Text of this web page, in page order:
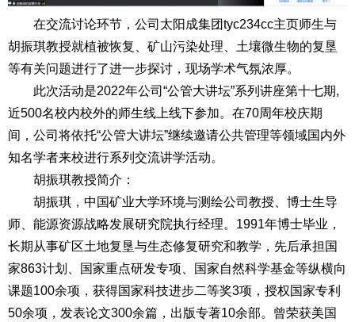
在交流讨论环节，公司太阳成集团tyc234cc主页师生与
胡振琪教授就植被恢复、矿山污染处理、土壤微生物的复垦
等有关问题进行了进一步探讨，现场学术气氛浓厚。
此次活动是2022年公司“公管大讲坛”系列讲座第十七期,
近500名校内校外的师生线上线下参加。在70周年校庆期
间，公司将依托“公管大讲坛”继续邀请公共管理等领域国内外
知名学者来校进行系列交流讲学活动。
胡振琪教授简介：
胡振琪，中国矿业大学环境与测绘公司教授、博士生导
师、能源资源战略发展研究院执行经理。1991年博士毕业，
长期从事矿区土地复垦与生态修复研究和教学，先后承担国
家863计划、国家重点研发专项、国家自然科学基金等纵横向
课题100余项，获得国家科技进步二等奖3项，授权国家专利
50余项，发表论文300余篇，出版专著10余部。曾荣获美国